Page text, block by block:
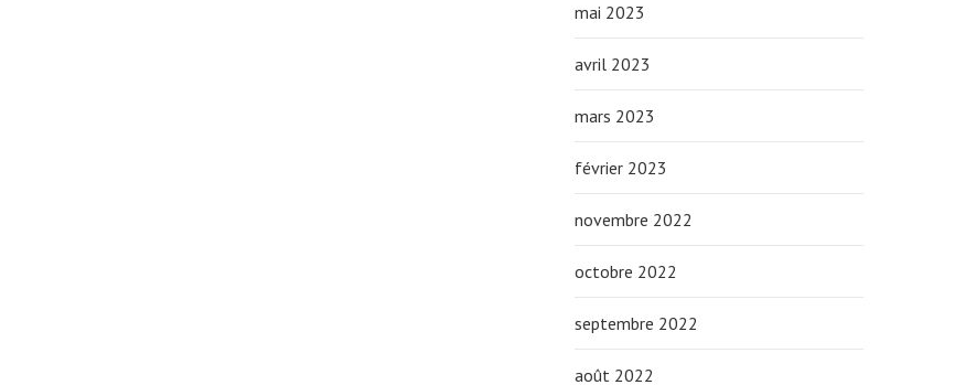
mai 2023
avril 2023
mars 2023
février 2023
novembre 2022
octobre 2022
septembre 2022
août 2022